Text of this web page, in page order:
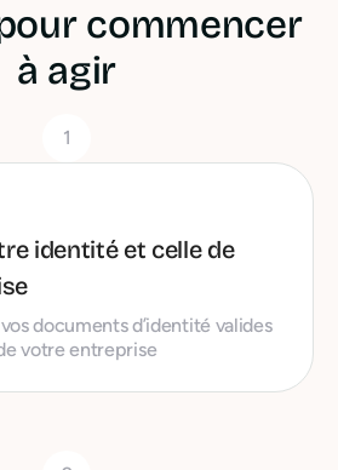
commencer
à agir
1
identité et celle de
documents d’identité valides
votre entreprise